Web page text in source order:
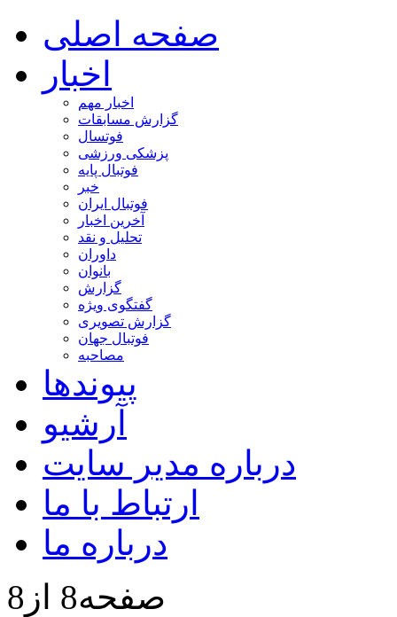
صفحه اصلی
اخبار
اخبار مهم
گزارش مسابقات
فوتسال
پزشکی ورزشی
فوتبال پایه
خبر
فوتبال ایران
آخرین اخبار
تحلیل و نقد
داوران
بانوان
گزارش
گفتگوی ویژه
گزارش تصویری
فوتبال جهان
مصاحبه
پیوندها
آرشیو
درباره مدیر سایت
ارتباط با ما
درباره ما
صفحه8 از8